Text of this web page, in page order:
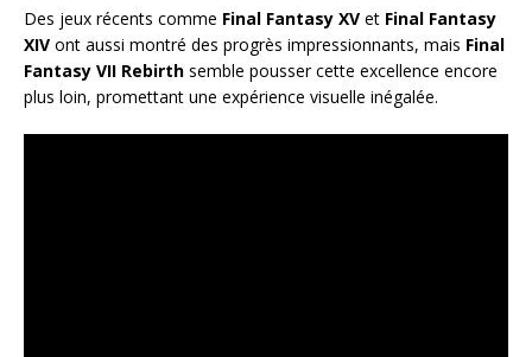
Des jeux récents comme Final Fantasy XV et Final Fantasy
XIV ont aussi montré des progrès impressionnants, mais Final
Fantasy VII Rebirth semble pousser cette excellence encore
plus loin, promettant une expérience visuelle inégalée.